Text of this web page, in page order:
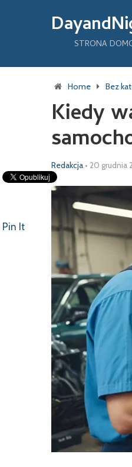
STRONA
Home Bez
Kiedy
Redakcja • 20 grudnia
Pin It